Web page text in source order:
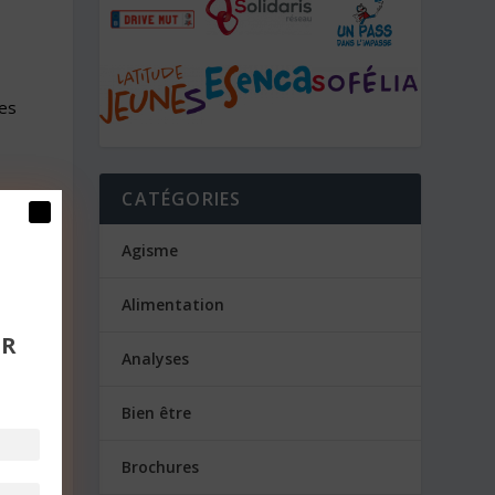
CATÉGORIES
Agisme
Alimentation
Analyses
Bien être
Brochures